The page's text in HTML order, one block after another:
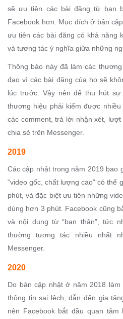
sẽ ưu tiên các bài đăng từ bạn
Facebook hơn. Mục đích ở bản
ưu tiên các bài đăng có khả năng
và tương tác ý nghĩa giữa những
Thông báo này đã làm các
đao vì các bài đăng của họ sẽ
lúc trước. Vậy nên để thu hút
thương hiệu phải kiếm được
các comment, trả lời nhận xét,
chia sẻ trên Messenger.
2019
Các cập nhật trong năm 2019 bao
“video gốc, chất lượng cao” có thể
phút, và đặc biệt ưu tiên những
dùng hơn 3 phút. Facebook cũng
và nội dung từ “bạn thân”, tức
thường tương tác nhiều nhất
Messenger.
2020
Do bản cập nhật ở năm 2018
thông tin sai lệch, dẫn đến gia
nên Facebook bắt đầu quan